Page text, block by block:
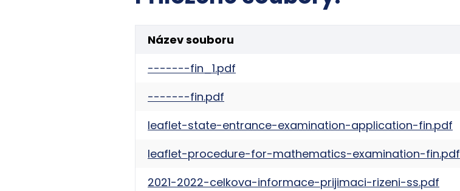
Název souboru
-------fin_1.pdf
-------fin.pdf
leaflet-state-entrance-examination-application-fin.pdf
leaflet-procedure-for-mathematics-examination-fin.pdf
2021-2022-celkova-informace-prijimaci-rizeni-ss.pdf